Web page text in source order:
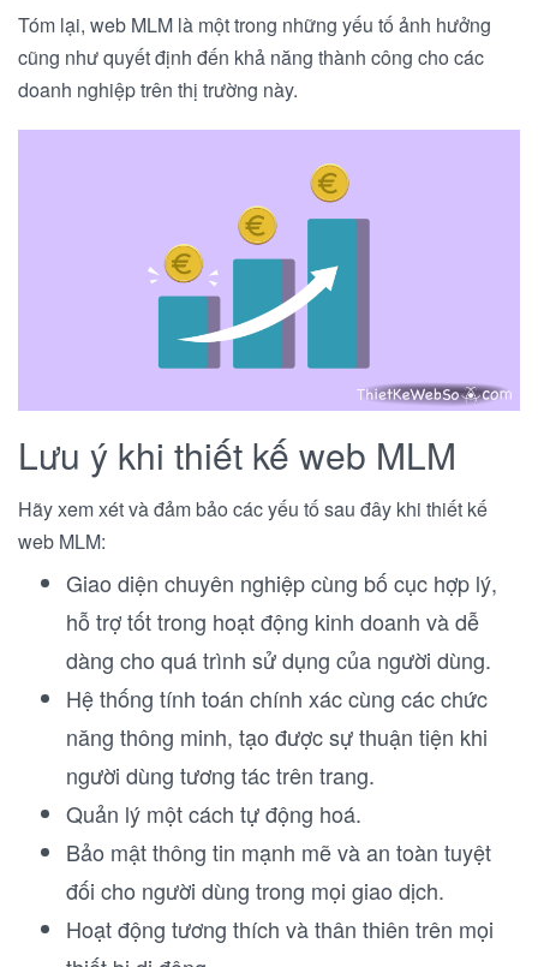
Tóm lại, web MLM là một trong những yếu tố ảnh hưởng
cũng như quyết định đến khả năng thành công cho các
doanh nghiệp trên thị trường này.
Lưu ý khi thiết kế web MLM
Hãy xem xét và đảm bảo các yếu tố sau đây khi thiết kế
web MLM:
Giao diện chuyên nghiệp cùng bố cục hợp lý,
hỗ trợ tốt trong hoạt động kinh doanh và dễ
dàng cho quá trình sử dụng của người dùng.
Hệ thống tính toán chính xác cùng các chức
năng thông minh, tạo được sự thuận tiện khi
người dùng tương tác trên trang.
Quản lý một cách tự động hoá.
Bảo mật thông tin mạnh mẽ và an toàn tuyệt
đối cho người dùng trong mọi giao dịch.
Hoạt động tương thích và thân thiên trên mọi